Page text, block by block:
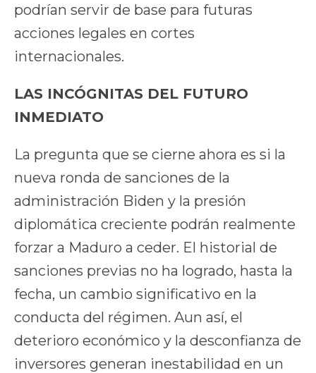
podrían servir de base para futuras
acciones legales en cortes
internacionales.
LAS INCÓGNITAS DEL FUTURO
INMEDIATO
La pregunta que se cierne ahora es si la
nueva ronda de sanciones de la
administración Biden y la presión
diplomática creciente podrán realmente
forzar a Maduro a ceder. El historial de
sanciones previas no ha logrado, hasta la
fecha, un cambio significativo en la
conducta del régimen. Aun así, el
deterioro económico y la desconfianza de
inversores generan inestabilidad en un